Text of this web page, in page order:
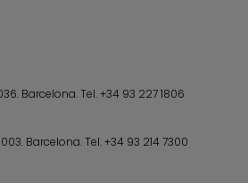
Barcelona.Tel.+34 93 227 1806
Barcelona.Tel.+34 93 214 7300